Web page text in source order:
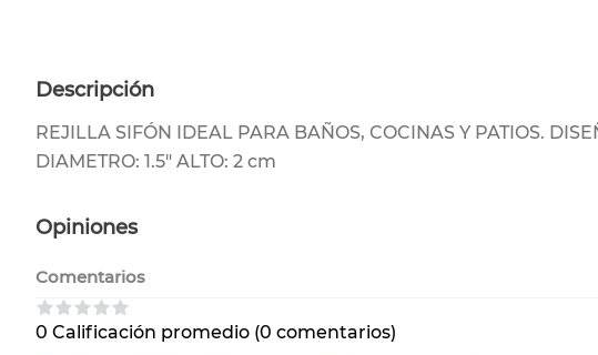
Descripción
REJILLA SIFÓN IDEAL PARA BAÑOS, COCINAS Y PATIOS.
DIAMETRO: 1.5" ALTO: 2 cm
Opiniones
Comentarios
0 Calificación promedio (0 comentarios)